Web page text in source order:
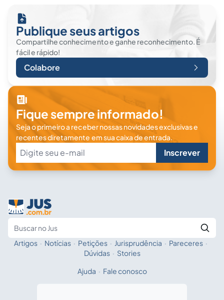
Publique seus artigos
Compartilhe conhecimento e ganhe reconhecimento. É
fácil e rápido!
Colabore
Fique sempre informado!
Seja o primeiro a receber nossas novidades exclusivas e
recentes diretamente em sua caixa de entrada.
Inscrever
Fale com a IA
Artigos · Notícias · Petições · Jurisprudência · Pareceres ·
Dúvidas · Stories
Ajuda · Fale conosco